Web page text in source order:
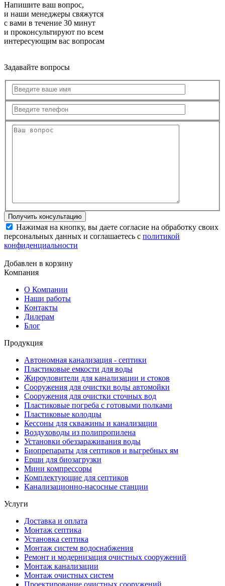
Напишите ваш вопрос,
и наши менеджеры свяжутся
с вами в течение 30 минут
и проконсультируют по всем
интересующим вас вопросам
Задавайте вопросы
Нажимая на кнопку, вы даете согласие на обработку своих
персональных данных и соглашаетесь с политикой
конфиденциальности
Добавлен в корзину
Компания
О Компании
Наши работы
Контакты
Дилерам
Блог
Продукция
Автономная канализация - септики
Пластиковые емкости для воды
Жироуловители для канализации и стоков
Сооружения для очистки воды автомойки
Сооружения для очистки сточных вод
Пластиковые погреба с готовыми полками
Пластиковые колодцы
Кессоны для скважины и канализации
Воздуховоды из полипропилена
Установки обеззараживания воды
Биопрепараты для септиков и выгребных ям
Ерши для биозагрузки
Мини компрессоры
Комплектующие для септиков
Канализационно-насосные станции
Услуги
Доставка и оплата
Монтаж септика
Установка септика
Монтаж систем водоснабжения
Ремонт и модернизация очистных сооружений
Монтаж канализации
Монтаж очистных систем
Проектирование очистных сооружений